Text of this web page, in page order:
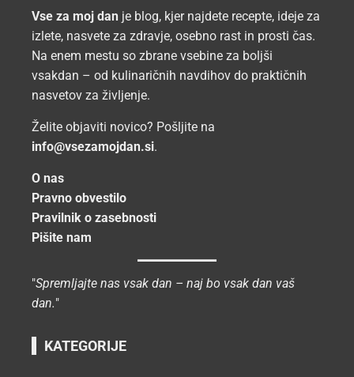
Vse za moj dan je blog, kjer najdete recepte, ideje za
izlete, nasvete za zdravje, osebno rast in prosti čas.
Na enem mestu so zbrane vsebine za boljši
vsakdan – od kulinaričnih navdihov do praktičnih
nasvetov za življenje.
Želite objaviti novico? Pošljite na
info@vsezamojdan.si.
O nas
Pravno obvestilo
Pravilnik o zasebnosti
Pišite nam
"Spremljajte nas vsak dan – naj bo vsak dan vaš
dan."
KATEGORIJE